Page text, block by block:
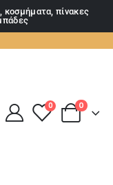
κοσμήματα, πίνακες
0 0